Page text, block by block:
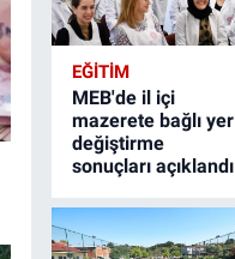
EĞİTİM
MEB'de il içi
mazerete bağlı yer
değiştirme
sonuçları açıklandı